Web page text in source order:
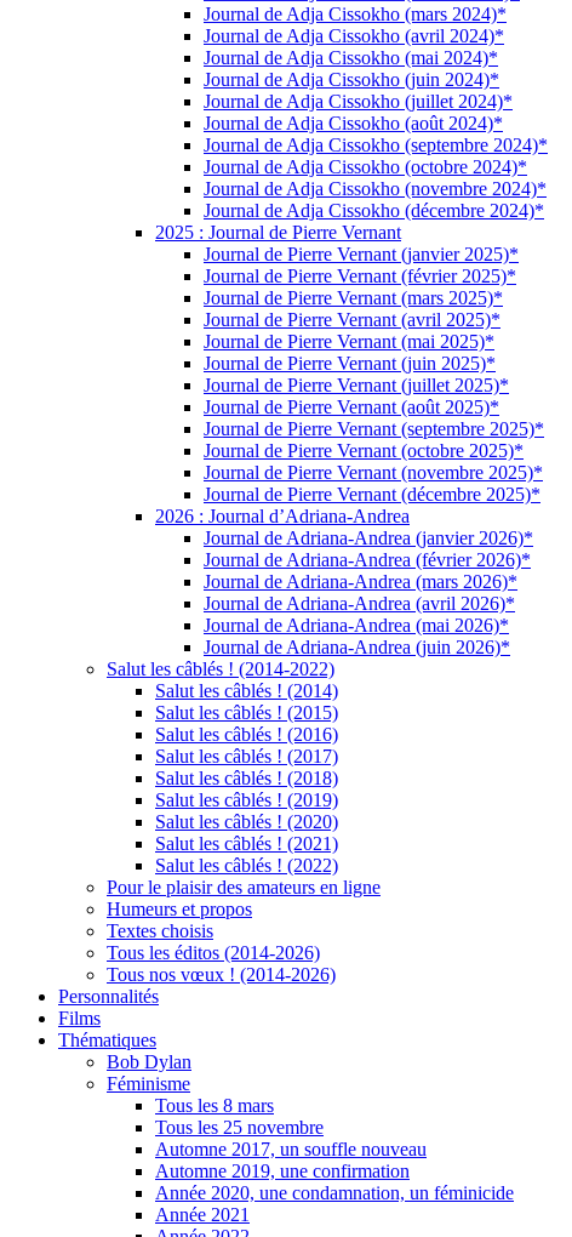
Journal de Adja Cissokho (mars 2024)*
Journal de Adja Cissokho (avril 2024)*
Journal de Adja Cissokho (mai 2024)*
Journal de Adja Cissokho (juin 2024)*
Journal de Adja Cissokho (juillet 2024)*
Journal de Adja Cissokho (août 2024)*
Journal de Adja Cissokho (septembre 2024)*
Journal de Adja Cissokho (octobre 2024)*
Journal de Adja Cissokho (novembre 2024)*
Journal de Adja Cissokho (décembre 2024)*
2025 : Journal de Pierre Vernant
Journal de Pierre Vernant (janvier 2025)*
Journal de Pierre Vernant (février 2025)*
Journal de Pierre Vernant (mars 2025)*
Journal de Pierre Vernant (avril 2025)*
Journal de Pierre Vernant (mai 2025)*
Journal de Pierre Vernant (juin 2025)*
Journal de Pierre Vernant (juillet 2025)*
Journal de Pierre Vernant (août 2025)*
Journal de Pierre Vernant (septembre 2025)*
Journal de Pierre Vernant (octobre 2025)*
Journal de Pierre Vernant (novembre 2025)*
Journal de Pierre Vernant (décembre 2025)*
2026 : Journal d’Adriana-Andrea
Journal de Adriana-Andrea (janvier 2026)*
Journal de Adriana-Andrea (février 2026)*
Journal de Adriana-Andrea (mars 2026)*
Journal de Adriana-Andrea (avril 2026)*
Journal de Adriana-Andrea (mai 2026)*
Journal de Adriana-Andrea (juin 2026)*
Salut les câblés ! (2014-2022)
Salut les câblés ! (2014)
Salut les câblés ! (2015)
Salut les câblés ! (2016)
Salut les câblés ! (2017)
Salut les câblés ! (2018)
Salut les câblés ! (2019)
Salut les câblés ! (2020)
Salut les câblés ! (2021)
Salut les câblés ! (2022)
Pour le plaisir des amateurs en ligne
Humeurs et propos
Textes choisis
Tous les éditos (2014-2026)
Tous nos vœux ! (2014-2026)
Personnalités
Films
Thématiques
Bob Dylan
Féminisme
Tous les 8 mars
Tous les 25 novembre
Automne 2017, un souffle nouveau
Automne 2019, une confirmation
Année 2020, une condamnation, un féminicide
Année 2021